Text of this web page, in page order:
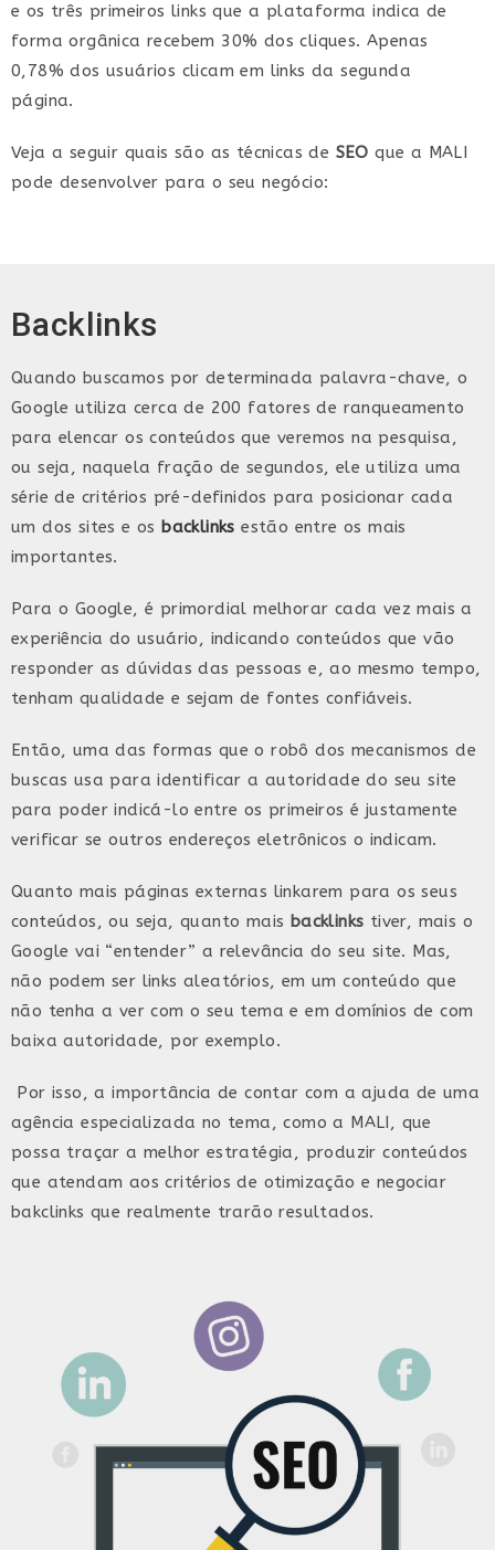
e os três primeiros links que a plataforma indica de
forma orgânica recebem 30% dos cliques. Apenas
0,78% dos usuários clicam em links da segunda
página.
Veja a seguir quais são as técnicas de SEOque a MALI
pode desenvolver para o seu negócio:
Backlinks
Quando buscamos por determinada palavra-chave, o
Google utiliza cerca de 200 fatores de ranqueamento
para elencar os conteúdos que veremos na pesquisa,
ou seja, naquela fração de segundos, ele utiliza uma
série de critérios pré-definidos para posicionar cada
um dos sites e os backlinks estão entre os mais
importantes.
Para o Google, é primordial melhorar cada vez mais a
experiência do usuário, indicando conteúdos que vão
responder as dúvidas das pessoas e, ao mesmo tempo,
tenham qualidade e sejam de fontes confiáveis.
Então, uma das formas que o robô dos mecanismos de
buscas usa para identificar a autoridade do seu site
para poder indicá-lo entre os primeiros é justamente
verificar se outros endereços eletrônicos o indicam.
Quanto mais páginas externas linkarem para os seus
conteúdos, ou seja, quanto mais backlinks tiver, mais o
Google vai “entender” a relevância do seu site. Mas,
não podem ser links aleatórios, em um conteúdo que
não tenha a ver com o seu tema e em domínios de com
baixa autoridade, por exemplo.
Por isso, a importância de contar com a ajuda de uma
agência especializada no tema, como a MALI, que
possa traçar a melhor estratégia, produzir conteúdos
que atendam aos critérios de otimização e negociar
bakclinks que realmente trarão resultados.